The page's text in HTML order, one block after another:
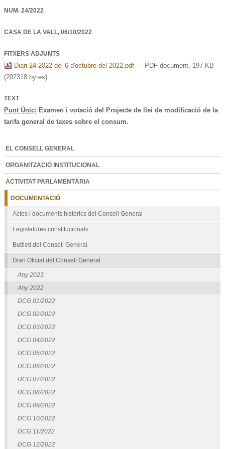
NUM.24/2022
CASA DE LA VALL,06/10/2022
FITXERS ADJUNTS
Diari 24-2022 del 6 d'octubre del 2022.pdf— PDF document, 197 KB
(202318 bytes)
TEXT
Punt Únic: Examen i votació del Projecte de llei de modificació de la
tarifa general de taxes sobre el consum.
EL CONSELL GENERAL
ORGANITZACIÓ INSTITUCIONAL
ACTIVITAT PARLAMENTÀRIA
DOCUMENTACIÓ
Actes i documents històrics del Consell General
Legislatures constitucionals
Butlletí del Consell General
Diari Oficial del Consell General
Any 2023
Any 2022
DCG 01/2022
DCG 02/2022
DCG 03/2022
DCG 04/2022
DCG 05/2022
DCG 06/2022
DCG 07/2022
DCG 08/2022
DCG 09/2022
DCG 10/2022
DCG 11/2022
DCG 12/2022